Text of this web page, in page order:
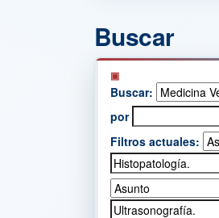
Buscar
Buscar:
por
Filtros actuales: